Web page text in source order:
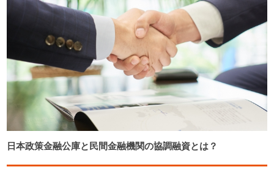
日本政策金融公庫と民間金融機関の協調融資とは？